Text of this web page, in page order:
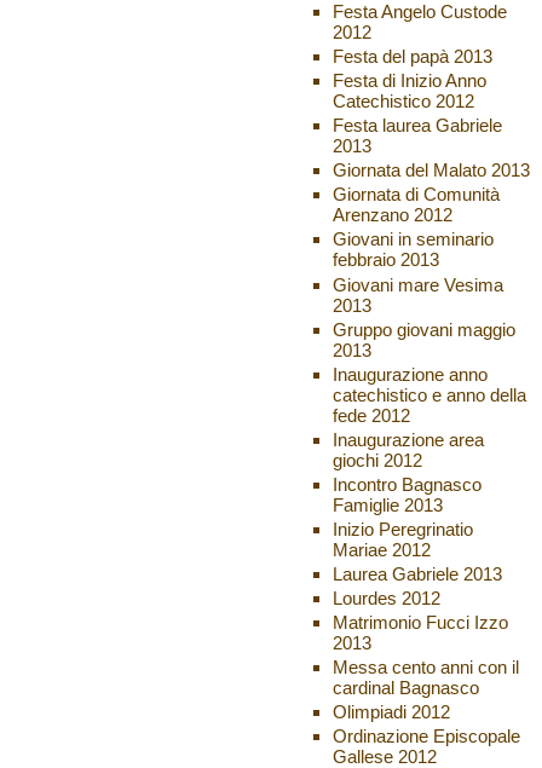
Festa Angelo Custode
2012
Festa del papà 2013
Festa di Inizio Anno
Catechistico 2012
Festa laurea Gabriele
2013
Giornata del Malato 2013
Giornata di Comunità
Arenzano 2012
Giovani in seminario
febbraio 2013
Giovani mare Vesima
2013
Gruppo giovani maggio
2013
Inaugurazione anno
catechistico e anno della
fede 2012
Inaugurazione area
giochi 2012
Incontro Bagnasco
Famiglie 2013
Inizio Peregrinatio
Mariae 2012
Laurea Gabriele 2013
Lourdes 2012
Matrimonio Fucci Izzo
2013
Messa cento anni con il
cardinal Bagnasco
Olimpiadi 2012
Ordinazione Episcopale
Gallese 2012